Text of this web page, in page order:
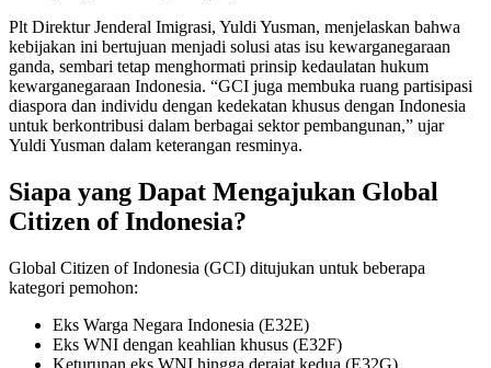
Plt Direktur Jenderal Imigrasi, Yuldi Yusman, menjelaskan bahwa
kebijakan ini bertujuan menjadi solusi atas isu kewarganegaraan
ganda, sembari tetap menghormati prinsip kedaulatan hukum
kewarganegaraan Indonesia. “GCI juga membuka ruang partisipasi
diaspora dan individu dengan kedekatan khusus dengan Indonesia
untuk berkontribusi dalam berbagai sektor pembangunan,” ujar
Yuldi Yusman dalam keterangan resminya.
Siapa yang Dapat Mengajukan Global
Citizen of Indonesia?
Global Citizen of Indonesia (GCI) ditujukan untuk beberapa
kategori pemohon:
Eks Warga Negara Indonesia (E32E)
Eks WNI dengan keahlian khusus (E32F)
Keturunan eks WNI hingga derajat kedua (E32G)